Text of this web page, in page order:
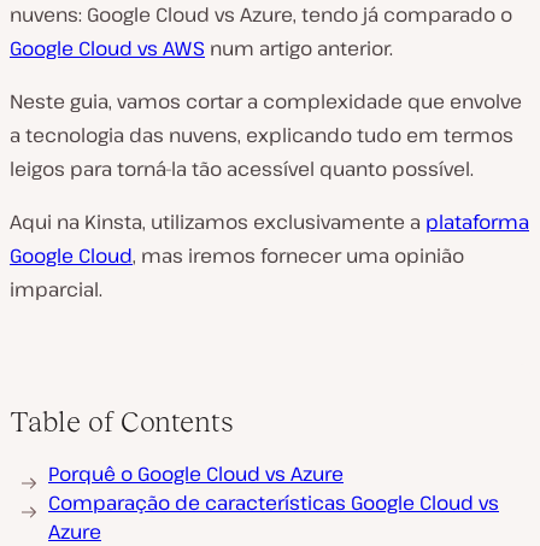
nuvens: Google Cloud vs Azure, tendo já comparado o
Google Cloud vs AWS num artigo anterior.
Neste guia, vamos cortar a complexidade que envolve
a tecnologia das nuvens, explicando tudo em termos
leigos para torná-la tão acessível quanto possível.
Aqui na Kinsta, utilizamos exclusivamente a plataforma
Google Cloud, mas iremos fornecer uma opinião
imparcial.
Table of Contents
Porquê o Google Cloud vs Azure
Comparação de características Google Cloud vs
Azure